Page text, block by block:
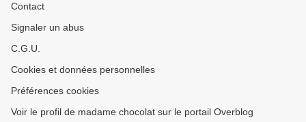
Contact
Signaler un abus
C.G.U.
Cookies et données personnelles
Préférences cookies
Voir le profil de madame chocolat sur le portail Overblog